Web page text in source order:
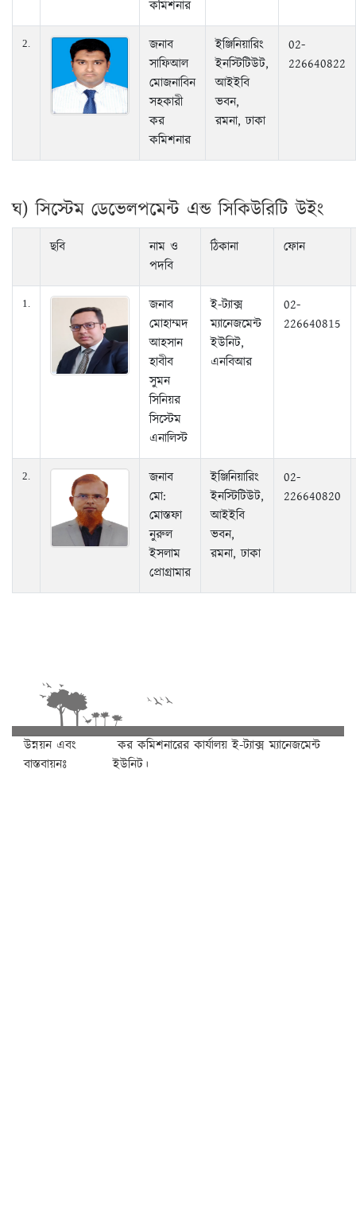
কমিশনার
2.
জনাব
সাফিআল
মোজনাবিন
সহকারী
কর
কমিশনার
ইঞ্জিনিয়ারিং
ইনস্টিটিউট,
আইইবি
ভবন,
রমনা, ঢাকা
02-
226640822
ঘ) সিস্টেম ডেভেলপমেন্ট এন্ড সিকিউরিটি উইং
ছবি
নাম ও
পদবি
ঠিকানা ফোন
1.
জনাব
মোহাম্মদ
আহসান
হাবীব
সুমন
সিনিয়র
সিস্টেম
এনালিস্ট
ই-ট্যাক্স
ম্যানেজমেন্ট
ইউনিট,
এনবিআর
02-
226640815
2.
জনাব
মো:
মোস্তফা
নুরুল
ইসলাম
প্রোগ্রামার
ইঞ্জিনিয়ারিং
ইনস্টিটিউট,
আইইবি
ভবন,
রমনা, ঢাকা
02-
226640820
উন্নয়ন এবং
বাস্তবায়নঃ
কর কমিশনারের কার্যালয় ই-ট্যাক্স ম্যানেজমেন্ট
ইউনিট।